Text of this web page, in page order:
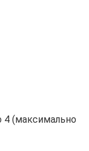
4 (максимально